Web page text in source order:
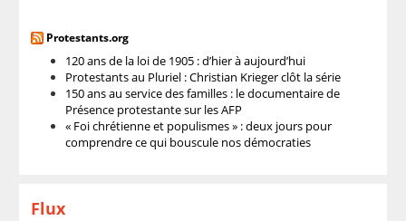
Protestants.org
120 ans de la loi de 1905 : d’hier à aujourd’hui
Protestants au Pluriel : Christian Krieger clôt la série
150 ans au service des familles : le documentaire de
Présence protestante sur les AFP
« Foi chrétienne et populismes » : deux jours pour
comprendre ce qui bouscule nos démocraties
Flux